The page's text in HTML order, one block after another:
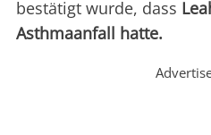
bestätigt wurde, dass
Asthmaanfall hatte.